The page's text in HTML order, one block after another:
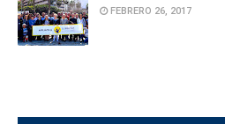
FEBRERO 26, 2017